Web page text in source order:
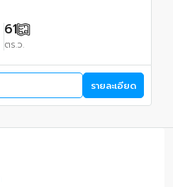
61
ตร.ว.
รายละเอียด